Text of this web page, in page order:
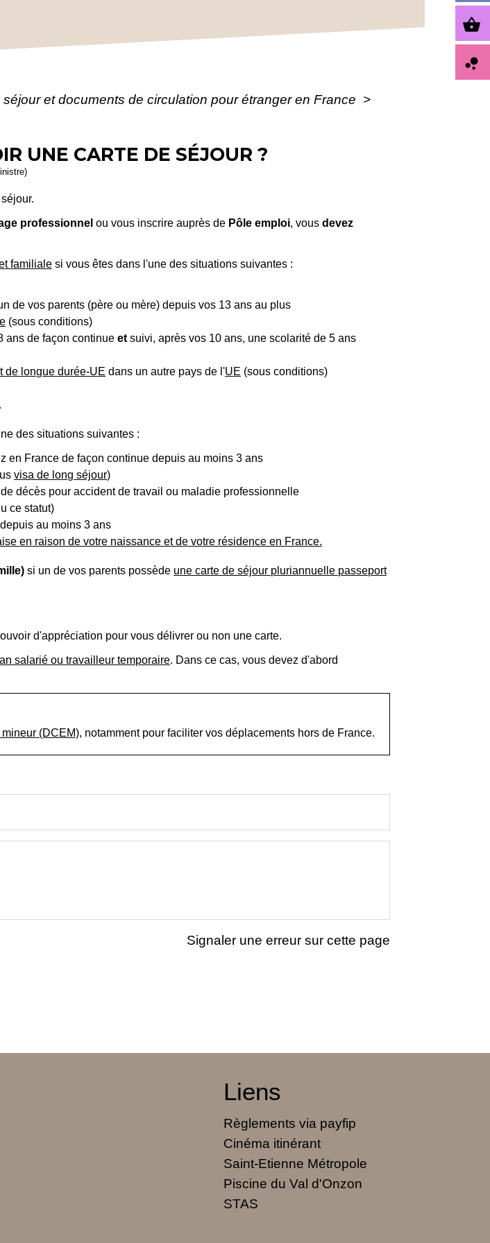
séjour et documents de circulation pour étranger en France >
UNE CARTE DE SÉJOUR ?
professionnel ou vous inscrire auprès de Pôle emploi, vousdevez
familiale si vous êtes dans l'une des situations suivantes :
de vos parents (père ou mère) depuis vos 13 ans au plus
(sous conditions)
ans de façon continueet suivi, après vos 10 ans, une scolarité de 5 ans
de longue durée-UE dans un autre pays de l'UE (sous conditions)
.
des situations suivantes :
en France de façon continue depuis au moins 3 ans
visa de long séjour)
décès pour accident de travail ou maladie professionnelle
ce statut)
au moins 3 ans
en raison de votre naissance et de votre résidence en France.
si un de vos parents possède une carte de séjour pluriannuelle passeport
d'appréciation pour vous délivrer ou non une carte.
salarié ou travailleur temporaire. Dans ce cas, vous devez d'abord
(DCEM), notamment pour faciliter vos déplacements hors de France.
Signaler une erreur sur cette page
shopping_basket
bubble_chart
Liens
Règlements via payfip
Cinéma itinérant
Saint-Etienne Métropole
Piscine du Val d'Onzon
STAS